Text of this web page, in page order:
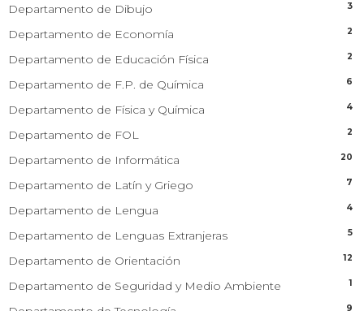
Departamento de Dibujo 3
Departamento de Economía 2
Departamento de Educación Física 2
Departamento de F.P. de Química 6
Departamento de Física y Química 4
Departamento de FOL 2
Departamento de Informática 20
Departamento de Latín y Griego 7
Departamento de Lengua 4
Departamento de Lenguas Extranjeras 5
Departamento de Orientación 12
Departamento de Seguridad y Medio Ambiente 1
9